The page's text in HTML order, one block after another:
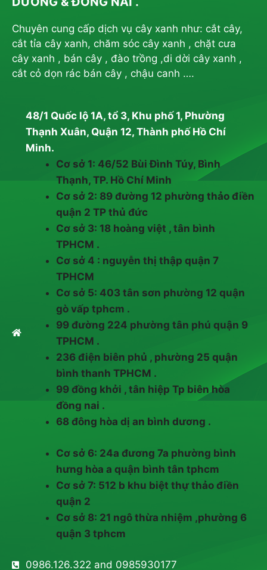
Chuyên cung cấp dịch vụ cây xanh như: cắt cây,
cắt tỉa cây xanh, chăm sóc cây xanh , chặt cưa
cây xanh , bán cây , đào trồng ,di dời cây xanh ,
cắt cỏ dọn rác bán cây , chậu canh ….
48/1 Quốc lộ 1A, tổ 3, Khu phố 1, Phường
Thạnh Xuân, Quận 12, Thành phố Hồ Chí
Minh.
Cơ sở 1: 46/52 Bùi Đình Túy, Bình
Thạnh, TP. Hồ Chí Minh
Cơ sở 2: 89 đường 12 phường thảo điền
quận 2 TP thủ đức
Cơ sở 3: 18 hoàng việt , tân bình
TPHCM .
Cơ sở 4 : nguyễn thị thập quận 7
TPHCM
Cơ sở 5: 403 tân sơn phường 12 quận
gò vấp tphcm .
99 đường 224 phường tân phú quận 9
TPHCM .
236 điện biên phủ , phường 25 quận
bình thanh TPHCM .
99 đồng khởi , tân hiệp Tp biên hòa
đồng nai .
68 đông hòa dị an bình dương .
Cơ sở 6: 24a đương 7a phường bình
hưng hòa a quận bình tân tphcm
Cơ sở 7: 512 b khu biệt thự thảo điền
quận 2
Cơ sở 8: 21 ngô thừa nhiệm ,phường 6
quận 3 tphcm
0986.126.322 and 0985930177